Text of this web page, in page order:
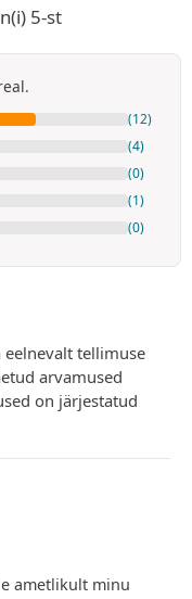
5-st
(12)
(4)
(0)
(1)
(0)
eelnevalt tellimuse
arvamused
on järjestatud
ametlikult minu